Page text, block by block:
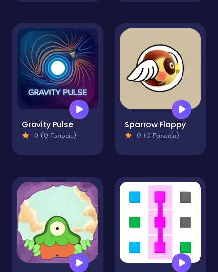
Gravity Pulse
0 (0 Голосів)
Sparrow Flappy
0 (0 Голосів)